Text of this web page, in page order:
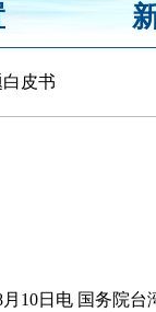
皮书
日电 国务院台湾